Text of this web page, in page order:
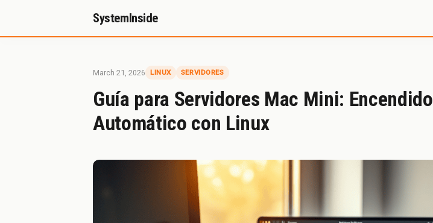
SystemInside
March 21, 2026 LINUX SERVIDORES
Guía para Servidores Mac Mini: Encendido
Automático con Linux